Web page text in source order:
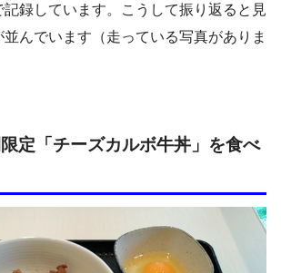
記録しています。こうして振り返ると見
んでいます（走っている写真がありま
限定「チーズカルボ牛丼」を食べ